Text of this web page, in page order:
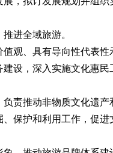
进全域旅游。
观、具有导向性代表
设，深入实施文化惠
责推动非物质文化遗
保护和利用工作，促